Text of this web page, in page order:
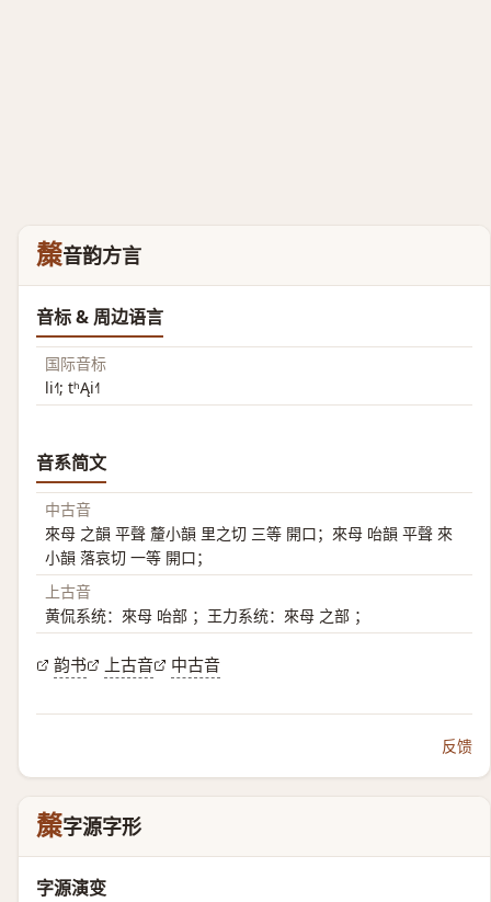
斄音韵方言
音标 & 周边语言
国际音标
li˧˥; tʰĄi˧˥
音系简文
中古音
來母 之韻 平聲 釐小韻 里之切 三等 開口；來母 咍韻 平聲 來
小韻 落哀切 一等 開口；
上古音
黄侃系统：來母 咍部 ；王力系统：來母 之部 ；
韵书 上古音 中古音
反馈
斄字源字形
字源演变